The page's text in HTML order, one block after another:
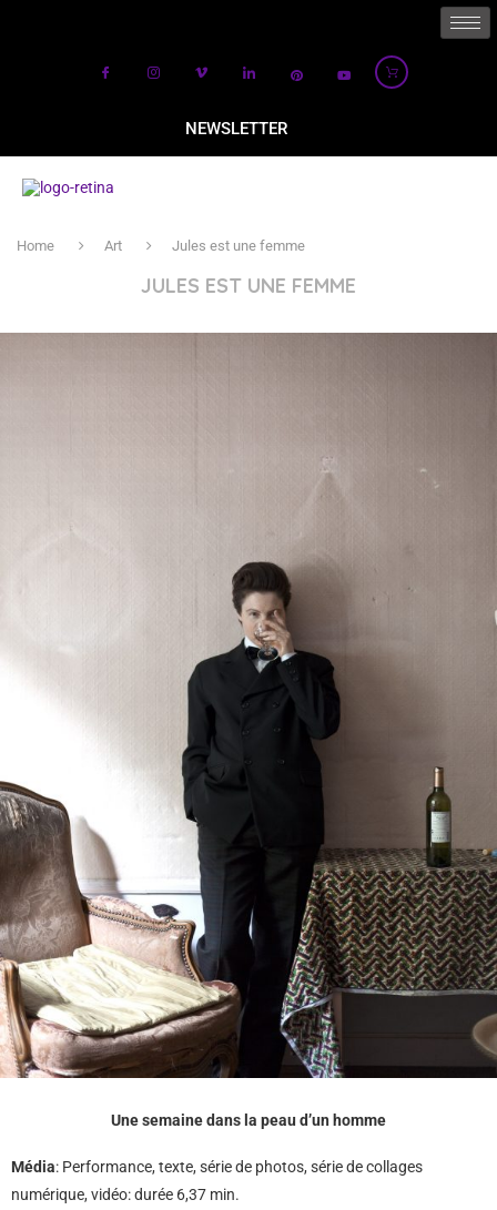
NEWSLETTER
Home Art Jules est une femme
JULES EST UNE FEMME
Une semaine dans la peau d’un homme
Média: Performance, texte, série de photos, série de collages
numérique, vidéo: durée 6,37 min.